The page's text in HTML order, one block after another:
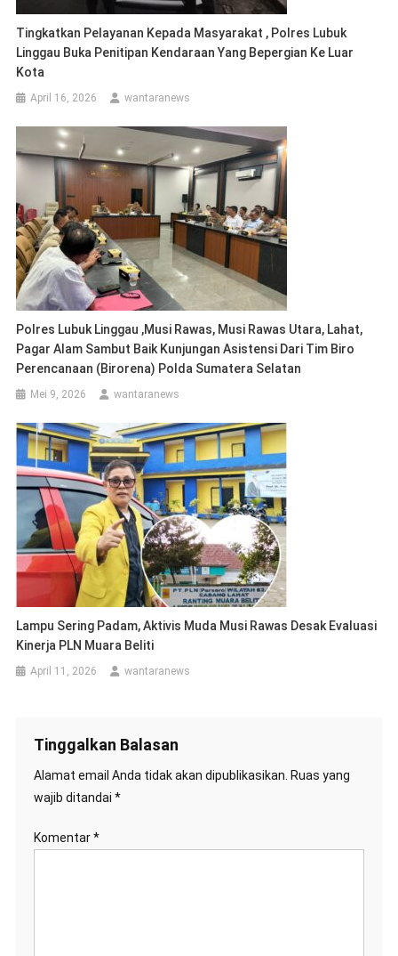
Tingkatkan Pelayanan Kepada Masyarakat , Polres Lubuk
Linggau Buka Penitipan Kendaraan Yang Bepergian Ke Luar
Kota
April 16, 2026 wantaranews
Polres Lubuk Linggau ,Musi Rawas, Musi Rawas Utara, Lahat,
Pagar Alam Sambut Baik Kunjungan Asistensi Dari Tim Biro
Perencanaan (Birorena) Polda Sumatera Selatan
Mei 9, 2026 wantaranews
Lampu Sering Padam, Aktivis Muda Musi Rawas Desak Evaluasi
Kinerja PLN Muara Beliti
April 11, 2026 wantaranews
Tinggalkan Balasan
Alamat email Anda tidak akan dipublikasikan. Ruas yang
wajib ditandai *
Komentar*